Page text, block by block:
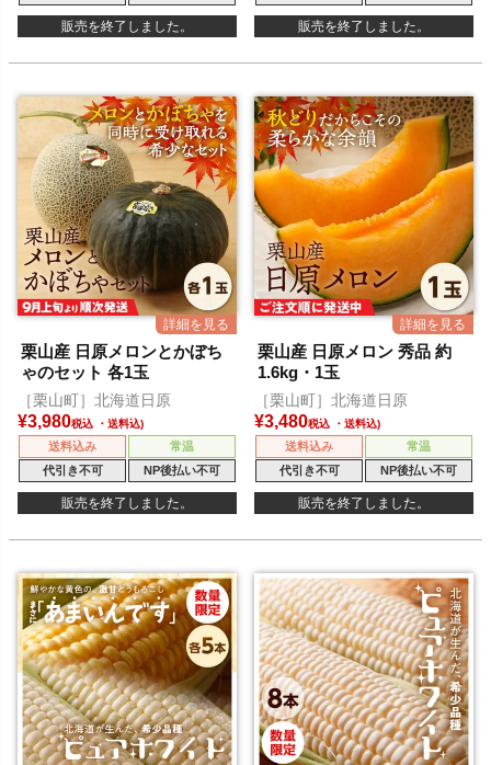
販売を終了しました。 販売を終了しました。
栗山産 日原メロンとかぼち
ゃのセット 各1玉
［栗山町］北海道日原
¥3,980税込
送料込み
常温
代引き不可
NP後払い不可
販売を終了しました。
栗山産 日原メロン 秀品 約
1.6kg・1玉
［栗山町］北海道日原
¥3,480税込
送料込み
常温
代引き不可
NP後払い不可
販売を終了しました。